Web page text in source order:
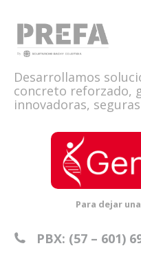
Desarrollamos
concreto reforzado,
innovadoras,
Para dejar
PBX: (57 – 601)